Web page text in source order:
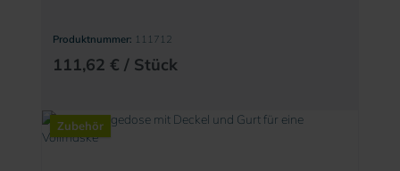
Produktnummer: 111712
111,62 € / Stück
Zubehör